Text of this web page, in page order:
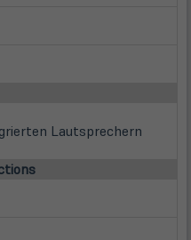
Lautsprechern